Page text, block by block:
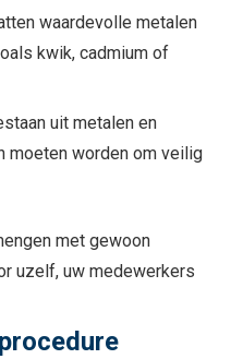
waardevolle metalen
kwik, cadmium of
uit metalen en
worden om veilig
met gewoon
uzelf, uw medewerkers